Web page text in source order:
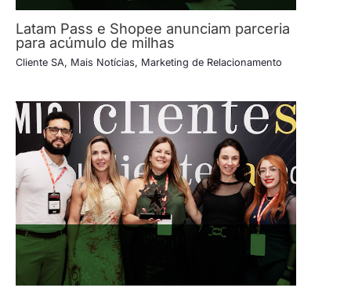
Latam Pass e Shopee anunciam parceria
para acúmulo de milhas
Cliente SA, Mais Notícias, Marketing de Relacionamento